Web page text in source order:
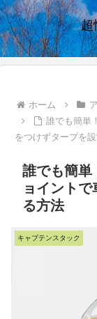
超
ホーム
誰でも簡単
をつけずタープを
誰でも簡単
ョイント
る方法
キャプテンスタック